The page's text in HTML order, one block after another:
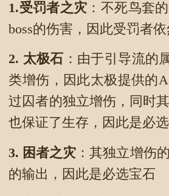
1.受罚者之灾 ：不死鸟套
boss的伤害，因此受罚者
2. 太极石 ：由于引导流的
类增伤，因此太极提供的
过囚者的独立增伤，同时
也保证了生存，因此是必
3. 困者之灾 ：其独立增伤
的输出，因此是必选宝石